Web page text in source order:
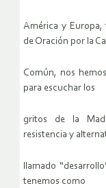
América y
de Oración por la
Común, nos
para escuchar los
gritos de la
resistencia y
llamado
tenemos como